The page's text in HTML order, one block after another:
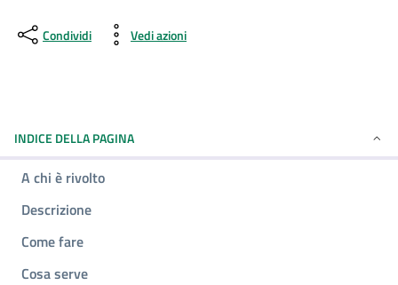
Condividi Vedi azioni
INDICE DELLA PAGINA
A chi è rivolto
Descrizione
Come fare
Cosa serve